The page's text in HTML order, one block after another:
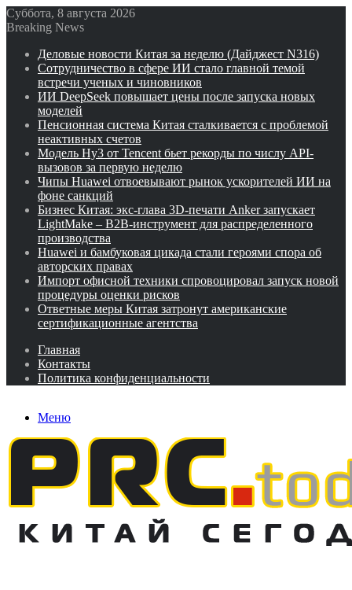
Суббота, 8 августа 2026
Breaking News
Деловые новости Китая за неделю (Дайджест N316)
Сотрудничество в сфере ИИ стало главной темой
встречи ученых и чиновников
ИИ DeepSeek повышает цены после запуска новых
моделей
Пенсионная система Китая сталкивается с проблемой
неактивных счетов
Модель Hy3 от Tencent бьет рекорды по числу API-
вызовов за первую неделю
Чипы Huawei отвоевывают рынок ускорителей ИИ на
фоне санкций
Бизнес Китая: экс-глава 3D-печати Anker запускает
LightMake – B2B-инструмент для распределенного
производства
Huawei и бамбуковая цикада стали героями спора об
авторских правах
Импорт офисной техники спровоцировал запуск новой
процедуры оценки рисков
Ответные меры Китая затронут американские
сертификационные агентства
Главная
Контакты
Политика конфиденциальности
Меню